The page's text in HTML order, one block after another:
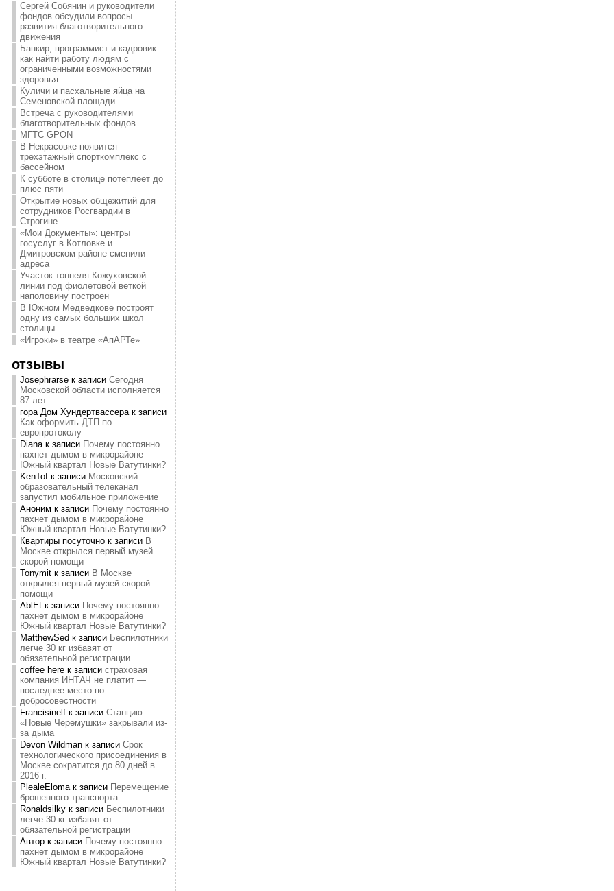
Сергей Собянин и руководители
фондов обсудили вопросы
развития благотворительного
движения
Банкир, программист и кадровик:
как найти работу людям с
ограниченными возможностями
здоровья
Куличи и пасхальные яйца на
Семеновской площади
Встреча с руководителями
благотворительных фондов
МГТС GPON
В Некрасовке появится
трехэтажный спорткомплекс с
бассейном
К субботе в столице потеплеет до
плюс пяти
Открытие новых общежитий для
сотрудников Росгвардии в
Строгине
«Мои Документы»: центры
госуслуг в Котловке и
Дмитровском районе сменили
адреса
Участок тоннеля Кожуховской
линии под фиолетовой веткой
наполовину построен
В Южном Медведкове построят
одну из самых больших школ
столицы
«Игроки» в театре «АпАРТе»
отзывы
Josephrarseк записи Сегодня
Московской области исполняется
87 лет
гора Дом Хундертвассерак записи
Как оформить ДТП по
европротоколу
Dianaк записи Почему постоянно
пахнет дымом в микрорайоне
Южный квартал Новые Ватутинки?
KenTofк записи Московский
образовательный телеканал
запустил мобильное приложение
Аноним к записи Почему постоянно
пахнет дымом в микрорайоне
Южный квартал Новые Ватутинки?
Квартиры посуточнок записи В
Москве открылся первый музей
скорой помощи
Tonymitк записи В Москве
открылся первый музей скорой
помощи
AblEtк записи Почему постоянно
пахнет дымом в микрорайоне
Южный квартал Новые Ватутинки?
MatthewSed к записи Беспилотники
легче 30 кг избавят от
обязательной регистрации
coffee hereк записи страховая
компания ИНТАЧ не платит —
последнее место по
добросовестности
Francisinelfк записи Станцию
«Новые Черемушки» закрывали из-
за дыма
Devon Wildmanк записи Срок
технологического присоединения в
Москве сократится до 80 дней в
2016 г.
PlealeElomaк записи Перемещение
брошенного транспорта
Ronaldsilkyк записи Беспилотники
легче 30 кг избавят от
обязательной регистрации
Авторк записи Почему постоянно
пахнет дымом в микрорайоне
Южный квартал Новые Ватутинки?